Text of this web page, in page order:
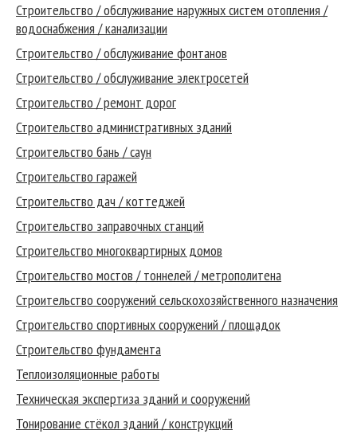
Строительство / обслуживание наружных систем отопления /
водоснабжения / канализации
Строительство / обслуживание фонтанов
Строительство / обслуживание электросетей
Строительство / ремонт дорог
Строительство административных зданий
Строительство бань / саун
Строительство гаражей
Строительство дач / коттеджей
Строительство заправочных станций
Строительство многоквартирных домов
Строительство мостов / тоннелей / метрополитена
Строительство сооружений сельскохозяйственного назначения
Строительство спортивных сооружений / площадок
Строительство фундамента
Теплоизоляционные работы
Техническая экспертиза зданий и сооружений
Тонирование стёкол зданий / конструкций